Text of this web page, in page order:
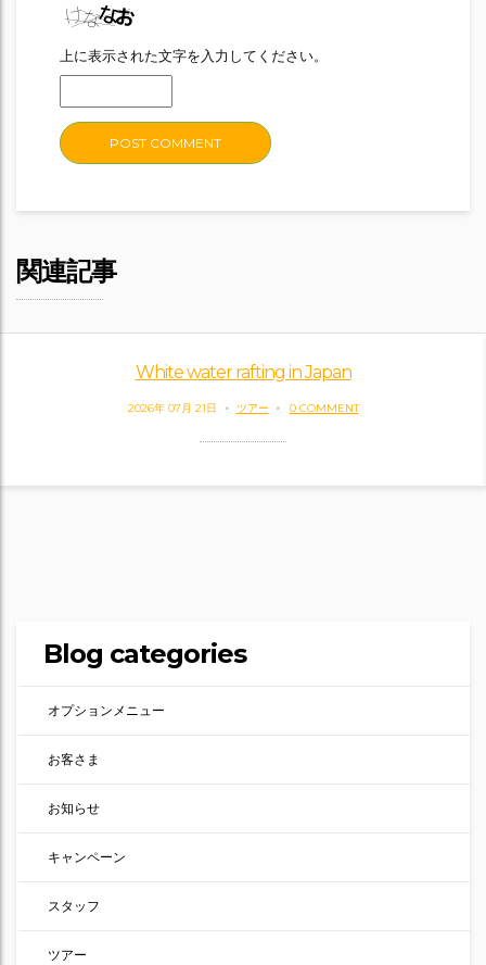
上に表示された文字を入力してください。
関連記事
White water rafting in Japan
2026年 07月 21日 ツアー 0 COMMENT
Blog categories
オプションメニュー
お客さま
お知らせ
キャンペーン
スタッフ
ツアー